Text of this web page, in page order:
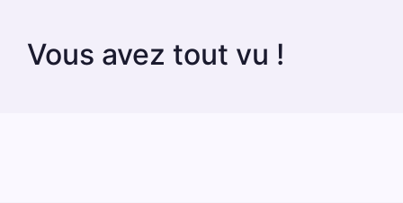
Vous avez tout vu !